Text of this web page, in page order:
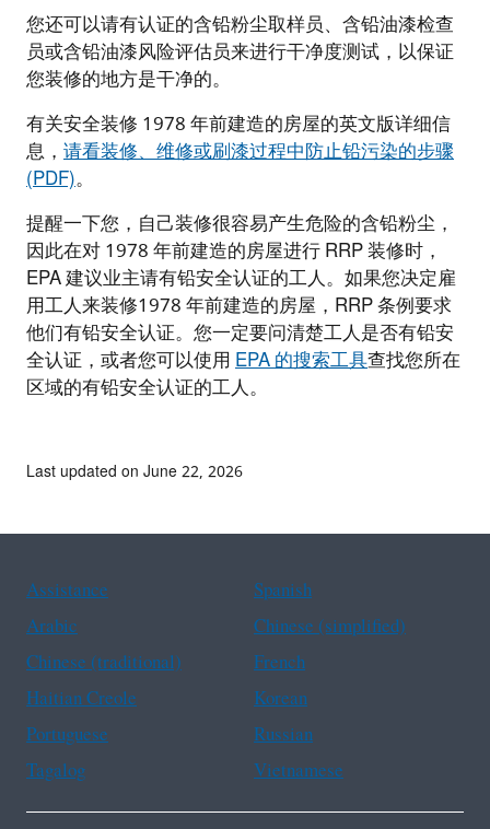
您还可以请有认证的含铅粉尘取样员、含铅油漆检查
员或含铅油漆风险评估员来进行干净度测试，以保证
您装修的地方是干净的。
有关安全装修 1978 年前建造的房屋的英文版详细信
息，请看装修、维修或刷漆过程中防止铅污染的步骤
(PDF)。
提醒一下您，自己装修很容易产生危险的含铅粉尘，
因此在对 1978 年前建造的房屋进行 RRP 装修时，
EPA 建议业主请有铅安全认证的工人。如果您决定雇
用工人来装修1978 年前建造的房屋，RRP 条例要求
他们有铅安全认证。您一定要问清楚工人是否有铅安
全认证，或者您可以使用EPA 的搜索工具查找您所在
区域的有铅安全认证的工人。
Last updated on June 22, 2026
Assistance
Spanish
Arabic
Chinese (simplified)
Chinese (traditional)
French
Haitian Creole
Korean
Portuguese
Russian
Tagalog
Vietnamese